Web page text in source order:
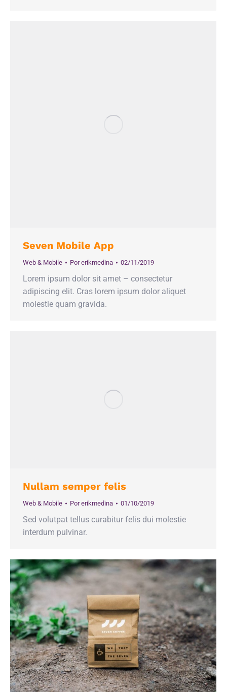
Seven Mobile App
Web & Mobile Porerikmedina 02/11/2019
Lorem ipsum dolor sit amet – consectetur
adipiscing elit. Cras lorem ipsum dolor aliquet
molestie quam gravida.
Nullam semper felis
Web & Mobile Porerikmedina 01/10/2019
Sed volutpat tellus curabitur felis dui molestie
interdum pulvinar.